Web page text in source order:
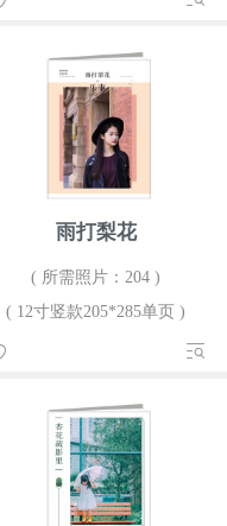
雨打梨花
( 所需照片：204 )
( 12寸竖款205*285单页 )